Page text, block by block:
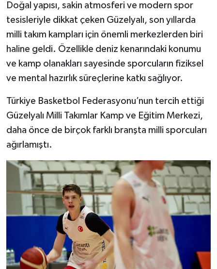
Doğal yapısı, sakin atmosferi ve modern spor
tesisleriyle dikkat çeken Güzelyalı, son yıllarda
milli takım kampları için önemli merkezlerden biri
haline geldi. Özellikle deniz kenarındaki konumu
ve kamp olanakları sayesinde sporcuların fiziksel
ve mental hazırlık süreçlerine katkı sağlıyor.
Türkiye Basketbol Federasyonu’nun tercih ettiği
Güzelyalı Milli Takımlar Kamp ve Eğitim Merkezi,
daha önce de birçok farklı branşta milli sporcuları
ağırlamıştı.